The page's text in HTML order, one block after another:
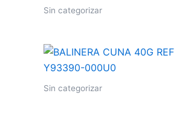
Sin categorizar
Sin categorizar